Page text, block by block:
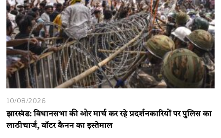
10/08/2026
झारखंड: विधानसभा की ओर मार्च कर रहे प्रदर्शनकारियों पर पुलिस का
लाठीचार्ज, वॉटर कैनन का इस्तेमाल